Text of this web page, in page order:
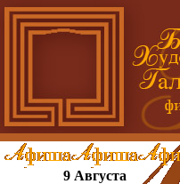
9 Августа